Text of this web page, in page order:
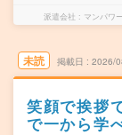
派遣会社 マンパワ
未読 掲載日 2026/
笑顔で挨拶
で一から学